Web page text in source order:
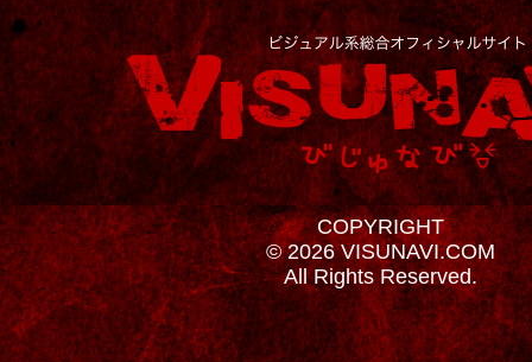
COPYRIGHT
© 2026 VISUNAVI.COM
All Rights Reserved.